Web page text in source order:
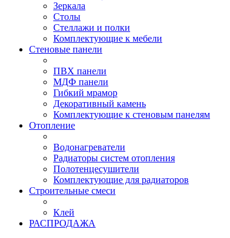
Зеркала
Столы
Стеллажи и полки
Комплектующие к мебели
Стеновые панели
ПВХ панели
МДФ панели
Гибкий мрамор
Декоративный камень
Комплектующие к стеновым панелям
Отопление
Водонагреватели
Радиаторы систем отопления
Полотенцесушители
Комплектующие для радиаторов
Строительные смеси
Клей
РАСПРОДАЖА